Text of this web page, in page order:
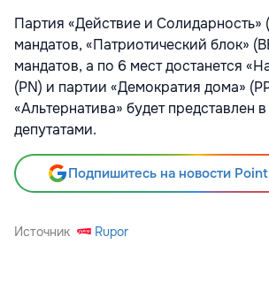
Партия «Действие и Солидарность»
мандатов, «Патриотический блок»
мандатов, а по 6 мест достанется
(PN) и партии «Демократия дома»
«Альтернатива» будет представлен
депутатами.
Подпишитесь на новости
Источник Rupor